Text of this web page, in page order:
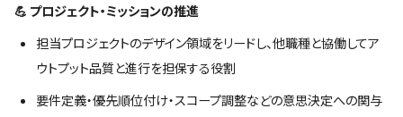
💪 プロジェクト・ミッションの推進
担当プロジェクトのデザイン領域をリードし、他職種と協働してア
ウトプット品質と進行を担保する役割
要件定義・優先順位付け・スコープ調整などの意思決定への関与